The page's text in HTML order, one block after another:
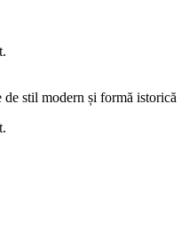
stil modern și formă istorică